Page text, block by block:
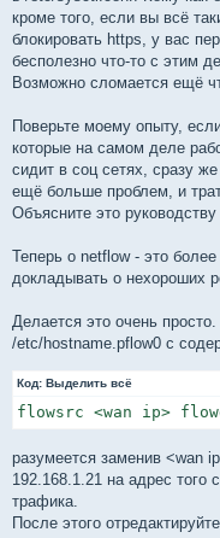
кроме того, если вы всё
блокировать https, у вас
бесполезно что-то с этим
Возможно сломается ещё
Поверьте моему опыту,
которые на самом деле
сидит в соц сетях, сразу
ещё больше проблем, и
Объясните это
Теперь о netflow - это
докладывать о нехороших
Делается это очень
/etc/hostname.pflow0 с
Код: Выделить всё
flowsrc <wan ip>
разумеется заменив <wan
192.168.1.21 на адрес того
трафика.
После этого